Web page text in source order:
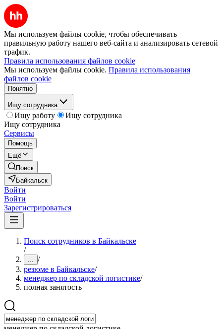
Мы используем файлы cookie, чтобы обеспечивать
правильную работу нашего веб-сайта и анализировать сетевой
трафик.
Правила использования файлов cookie
Мы используем файлы cookie. Правила использования
файлов cookie
Понятно
Ищу сотрудника
Ищу работу
Ищу сотрудника
Ищу сотрудника
Сервисы
Помощь
Ещё
Поиск
Байкальск
Войти
Войти
Зарегистрироваться
Поиск сотрудников в Байкальске
/
... /
резюме в Байкальске/
менеджер по складской логистике/
полная занятость